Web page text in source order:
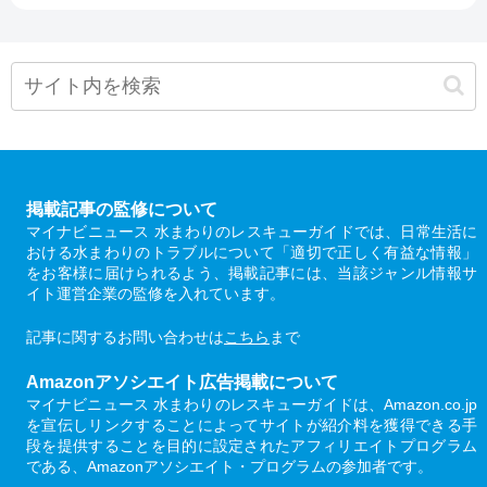
掲載記事の監修について
マイナビニュース 水まわりのレスキューガイドでは、日常生活に
おける水まわりのトラブルについて「適切で正しく有益な情報」
をお客様に届けられるよう、掲載記事には、当該ジャンル情報サ
イト運営企業の監修を入れています。
記事に関するお問い合わせはこちら まで
Amazonアソシエイト広告掲載について
マイナビニュース 水まわりのレスキューガイドは、Amazon.co.jp
を宣伝しリンクすることによってサイトが紹介料を獲得できる手
段を提供することを目的に設定されたアフィリエイトプログラム
である、Amazonアソシエイト・プログラムの参加者です。